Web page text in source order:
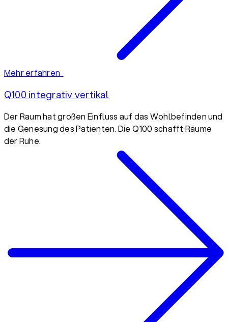
Mehr erfahren
Q100 integrativ vertikal
Der Raum hat großen Einfluss auf das Wohlbefinden und
die Genesung des Patienten. Die Q100 schafft Räume
der Ruhe.